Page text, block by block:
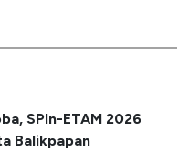
SPIn-ETAM 2026
Balikpapan